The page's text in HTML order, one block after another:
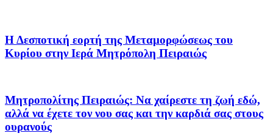
Η Δεσποτική εορτή της Μεταμορφώσεως του
Κυρίου στην Ιερά Μητρόπολη Πειραιώς
Μητροπολίτης Πειραιώς: Να χαίρεστε τη ζωή εδώ,
αλλά να έχετε τον νου σας και την καρδιά σας στους
ουρανούς